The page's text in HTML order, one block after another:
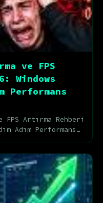
ve FPS
Windows
Performans
Artırma Rehberi
Adım Performans